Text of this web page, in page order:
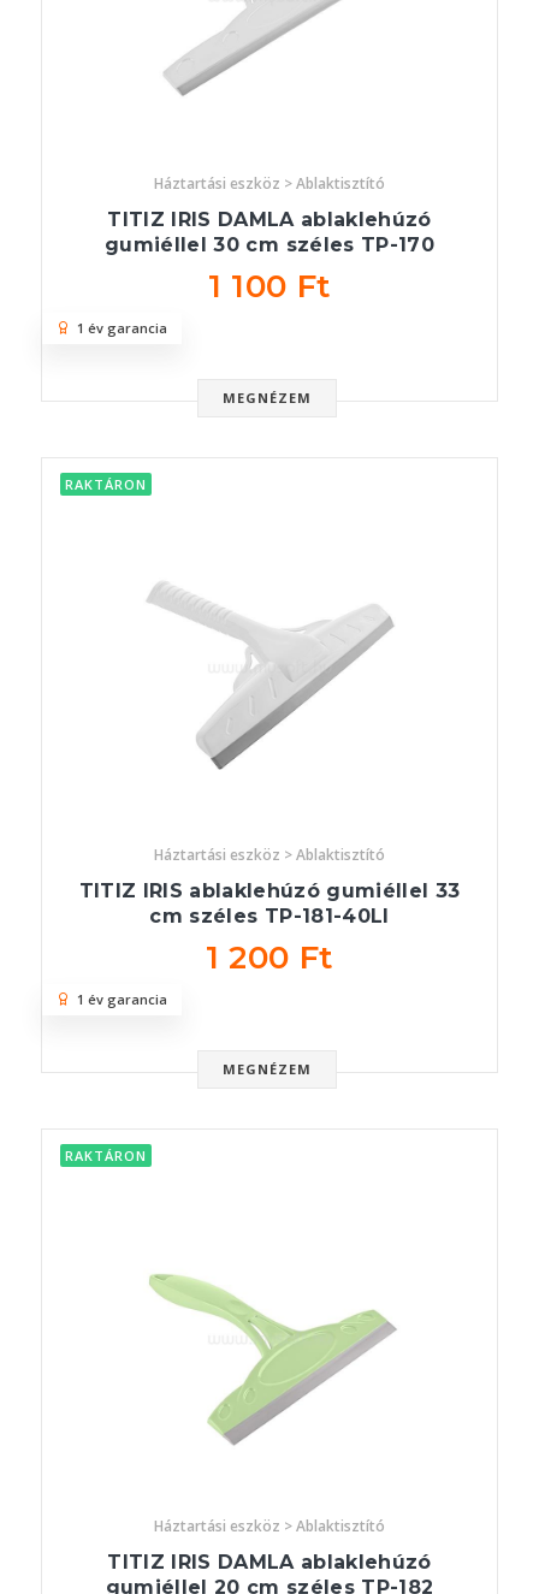
Háztartási eszköz > Ablaktisztító
TITIZ IRIS DAMLA ablaklehúzó
gumiéllel 30 cm széles TP-170
1 100 Ft
MEGNÉZEM
1 év garancia
RAKTÁRON
Háztartási eszköz > Ablaktisztító
TITIZ IRIS ablaklehúzó gumiéllel 33
cm széles TP-181-40LI
1 200 Ft
MEGNÉZEM
1 év garancia
RAKTÁRON
Háztartási eszköz > Ablaktisztító
TITIZ IRIS DAMLA ablaklehúzó
gumiéllel 20 cm széles TP-182